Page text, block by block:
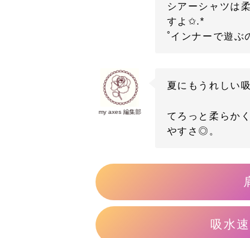
シアーシャツは
すよ✩.*
˚インナーで遊ぶ
my axes 編集部
夏にもうれしい
てろっと柔らか
やすさ◎。
吸水